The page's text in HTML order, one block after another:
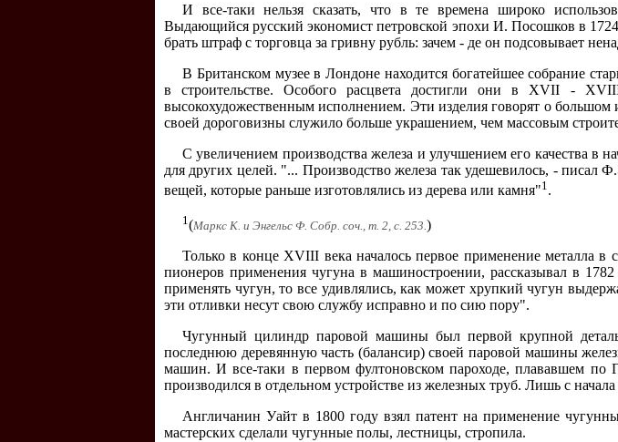
И все-таки нельзя сказать, что в те времена широко
Выдающийся русский экономист петровской эпохи И. Посошков в
брать штраф с торговца за гривну рубль: зачем - де он подсовывает
В Британском музее в Лондоне находится богатейшее собрание
в строительстве. Особого расцвета достигли они в XVII -
высокохудожественным исполнением. Эти изделия говорят о большом
своей дороговизны служило больше украшением, чем массовым
С увеличением производства железа и улучшением его качества в
для других целей. "... Производство железа так удешевилось, - писал
вещей, которые раньше изготовлялись из дерева или камня"1 .
1 (Маркс К. и Энгельс Ф. Собр. соч., т. 2, с. 253.)
Только в конце XVIII века началось первое применение металла
пионеров применения чугуна в машиностроении, рассказывал в
применять чугун, то все удивлялись, как может хрупкий чугун
эти отливки несут свою службу исправно и по сию пору".
Чугунный цилиндр паровой машины был первой крупной
последнюю деревянную часть (балансир) своей паровой машины
машин. И все-таки в первом фултоновском пароходе, плававшем по
производился в отдельном устройстве из железных труб. Лишь с
Англичанин Уайт в 1800 году взял патент на применение
мастерских сделали чугунные полы, лестницы, стропила.